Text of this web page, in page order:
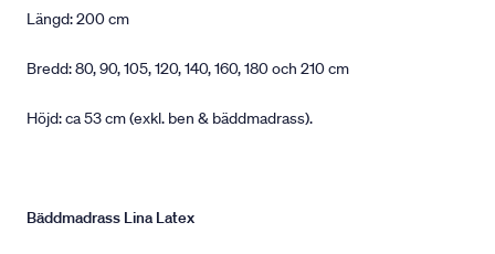
Längd: 200 cm
Bredd: 80, 90, 105, 120, 140, 160, 180 och 210 cm
Höjd: ca 53 cm (exkl. ben & bäddmadrass).
Bäddmadrass Lina Latex